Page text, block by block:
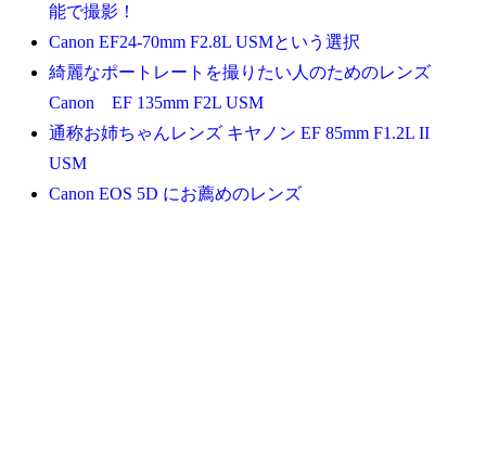
能で撮影！
Canon EF24-70mm F2.8L USMという選択
綺麗なポートレートを撮りたい人のためのレンズ
Canon EF 135mm F2L USM
通称お姉ちゃんレンズ キヤノン EF 85mm F1.2L II
USM
Canon EOS 5D にお薦めのレンズ